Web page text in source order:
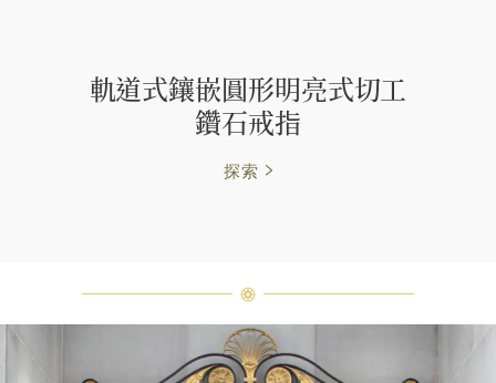
軌道式鑲嵌圓形明亮式切工
鑽石戒指
探索